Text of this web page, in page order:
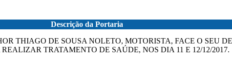
Descrição da Portaria
THIAGO DE SOUSA NOLETO, MOTORISTA, FACE O SEU
TRATAMENTO DE SAÚDE, NOS DIA 11 E 12/12/2017.